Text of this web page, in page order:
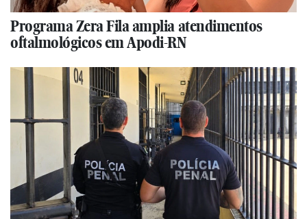
Programa Zera Fila amplia atendimentos
oftalmológicos em Apodi-RN